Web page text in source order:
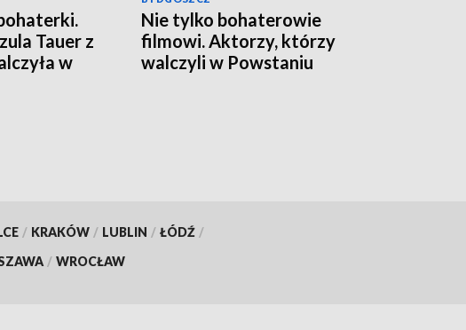
Tauer z
w
Nie tylko bohaterowie
filmowi. Aktorzy, którzy
walczyli w Powstaniu
/ KRAKÓW / LUBLIN / ŁÓDŹ /
/ WROCŁAW